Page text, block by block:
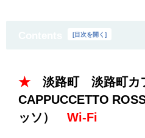
[目次を開く ]
★ 淡路町 淡路町
CAPPUCCETTO
ッソ） Wi-Fi